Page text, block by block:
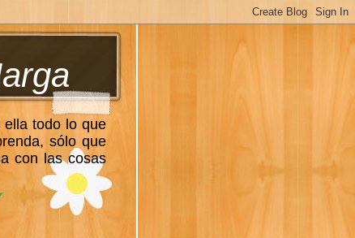
todo lo que
sólo que
con las cosas